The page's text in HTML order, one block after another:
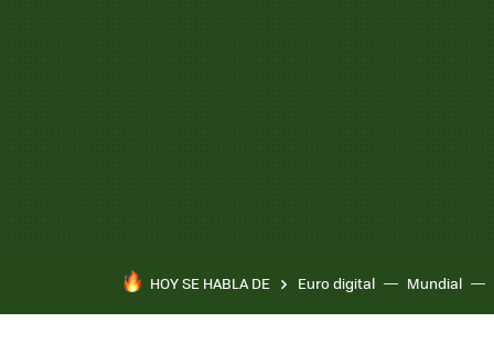
HOY SE HABLA DE Euro digital Mundial